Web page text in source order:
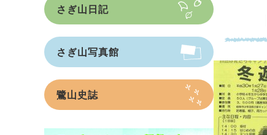
さぎ山日記
さぎ山写真館
鷺山史誌